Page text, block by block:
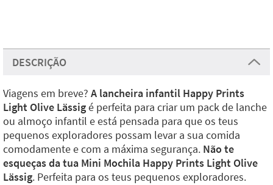
DESCRIÇÃO
Viagens em breve? A lancheira infantil Happy Prints
Light Olive Lässigé perfeita para criar um pack de lanche
ou almoço infantil e está pensada para que os teus
pequenos exploradores possam levar a sua comida
comodamente e com a máxima segurança. Não te
esqueças da tua Mini Mochila Happy Prints Light Olive
Lässig. Perfeita para os teus pequenos exploradores.